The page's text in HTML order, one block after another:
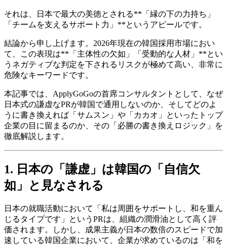
それは、日本で最大の美徳とされる**「縁の下の力持ち」
「チームを支えるサポート力」**というアピールです。
結論から申し上げます。2026年現在の韓国採用市場におい
て、この表現は**「主体性の欠如」「受動的な人材」**とい
うネガティブな判定を下されるリスクが極めて高い、非常に
危険なキーワードです。
本記事では、ApplyGoGoの首席コンサルタントとして、なぜ
日本式の謙虚なPRが韓国で通用しないのか、そしてどのよ
うに書き換えれば「サムスン」や「カカオ」といったトップ
企業の目に留まるのか、その「必勝の書き換えロジック」を
徹底解説します。
1. 日本の「謙虚」は韓国の「自信欠
如」と見なされる
日本の就職活動において「私は周囲をサポートし、和を重ん
じるタイプです」というPRは、組織の潤滑油として高く評
価されます。しかし、成果主義が日本の数倍のスピードで加
速している韓国企業において、企業が求めているのは「和を